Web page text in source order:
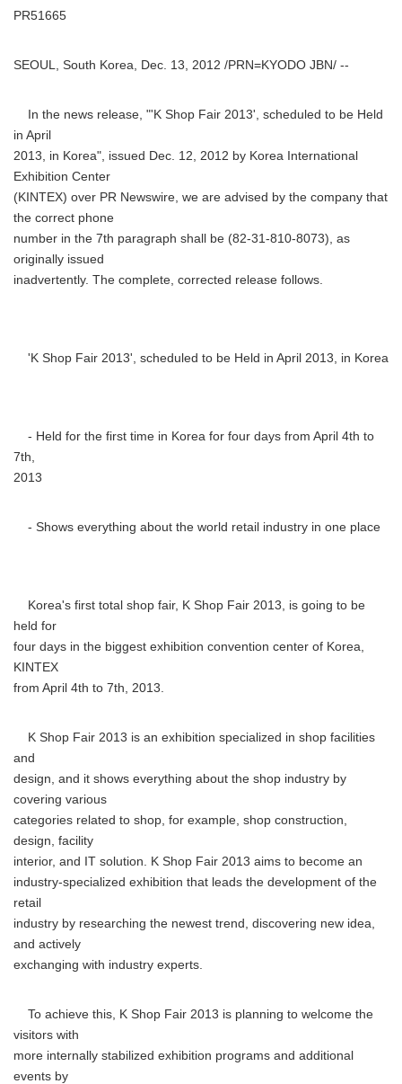
PR51665
SEOUL, South Korea, Dec. 13, 2012 /PRN=KYODO JBN/ --
In the news release, "'K Shop Fair 2013', scheduled to be Held
in April
2013, in Korea", issued Dec. 12, 2012 by Korea International
Exhibition Center
(KINTEX) over PR Newswire, we are advised by the company that
the correct phone
number in the 7th paragraph shall be (82-31-810-8073), as
originally issued
inadvertently. The complete, corrected release follows.
'K Shop Fair 2013', scheduled to be Held in April 2013, in Korea
- Held for the first time in Korea for four days from April 4th to
7th,
2013
- Shows everything about the world retail industry in one place
Korea's first total shop fair, K Shop Fair 2013, is going to be
held for
four days in the biggest exhibition convention center of Korea,
KINTEX
from April 4th to 7th, 2013.
K Shop Fair 2013 is an exhibition specialized in shop facilities
and
design, and it shows everything about the shop industry by
covering various
categories related to shop, for example, shop construction,
design, facility
interior, and IT solution. K Shop Fair 2013 aims to become an
industry-specialized exhibition that leads the development of the
retail
industry by researching the newest trend, discovering new idea,
and actively
exchanging with industry experts.
To achieve this, K Shop Fair 2013 is planning to welcome the
visitors with
more internally stabilized exhibition programs and additional
events by